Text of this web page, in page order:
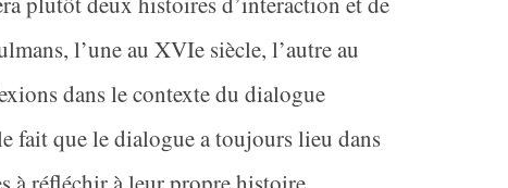
l’une au XVIe siècle, l’autre au
dans le contexte du dialogue
fait que le dialogue a toujours lieu dans